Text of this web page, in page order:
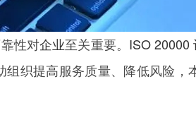
性对企业至关重要。 ISO 20000
织提高服务质量、降低风险，